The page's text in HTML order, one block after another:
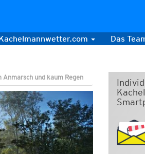
Das
und kaum Regen